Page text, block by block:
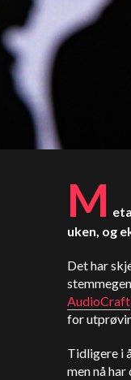
M
uken, og
Det har
AudioCraft
for
Tidligere i
men nå